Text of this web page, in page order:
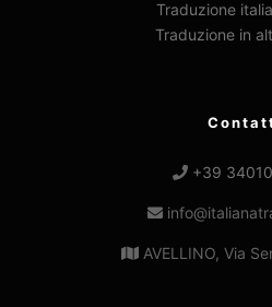
Traduzione
Traduzione in
+39
AVELLINO, Via